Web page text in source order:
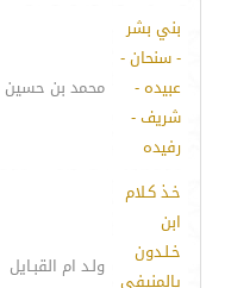
بني بشر
- سنحان -
عبيده -
شريف -
رفيده
محمد بن حسين
خـذ كـلام
ابن
خـلـدون
يالمنيفي
ولـد ام القبـايل